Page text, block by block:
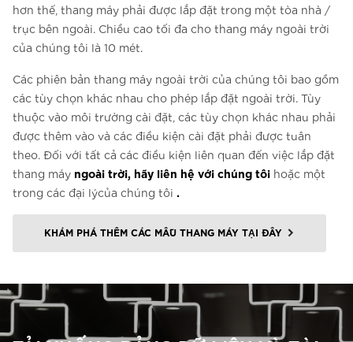
hơn thế, thang máy phải được lắp đặt trong một tòa nhà /
trục bên ngoài. Chiều cao tối đa cho thang máy ngoài trời
của chúng tôi là 10 mét.
Các phiên bản thang máy ngoài trời của chúng tôi bao gồm
các tùy chọn khác nhau cho phép lắp đặt ngoài trời. Tùy
thuộc vào môi trường cài đặt, các tùy chọn khác nhau phải
được thêm vào và các điều kiện cài đặt phải được tuân
theo. Đối với tất cả các điều kiện liên quan đến việc lắp đặt
thang máy ngoài trời, hãy liên hệ với chúng tôi hoặc một
trong các đại lýcủa chúng tôi .
KHÁM PHÁ THÊM CÁC MẪU THANG MÁY TẠI ĐÂY